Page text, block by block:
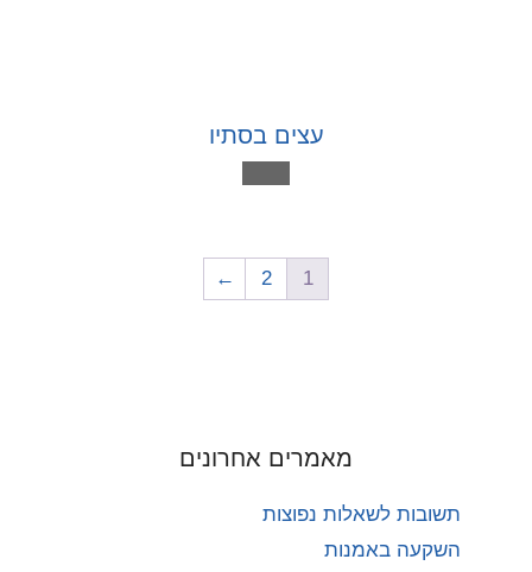
עצים בסתיו
1
2
←
מאמרים אחרונים
תשובות לשאלות נפוצות
השקעה באמנות